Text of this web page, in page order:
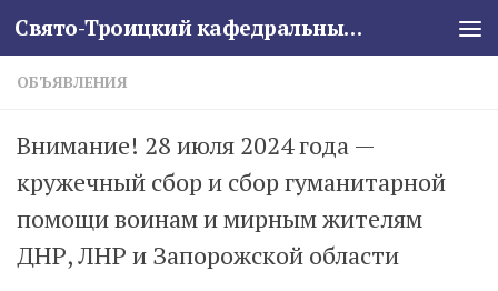
Skip to content Свято-Троицкий кафедральный собор
ОБЪЯВЛЕНИЯ
Внимание! 28 июля 2024 года —
кружечный сбор и сбор гуманитарной
помощи воинам и мирным жителям
ДНР, ЛНР и Запорожской области